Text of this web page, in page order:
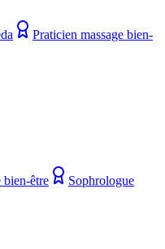
Praticien massage bien-
bien-être
Sophrologue